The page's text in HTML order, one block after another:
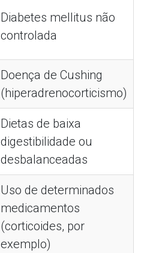
Diabetes mellitus não
controlada
Doença de Cushing
(hiperadrenocorticismo)
Dietas de baixa
digestibilidade ou
desbalanceadas
Uso de determinados
medicamentos
(corticoides, por
exemplo)